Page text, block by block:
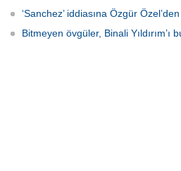
‘Sanchez’ iddiasına Özgür
Bitmeyen övgüler, Binali Yıldırım’ı